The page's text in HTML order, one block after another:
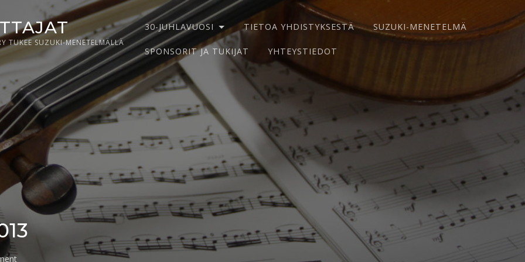
TUKEE SUZUKI-MENETELMÄLLÄ
30-JUHLAVUOSI TIETOA YHDISTYKSESTÄ SUZUKI-MENETELMÄ
SPONSORIT JA TUKIJAT YHTEYSTIEDOT
on